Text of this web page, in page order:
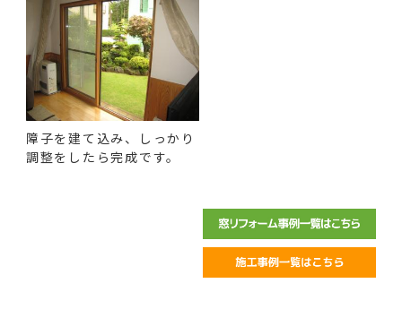
障子を建て込み、しっかり
調整をしたら完成です。